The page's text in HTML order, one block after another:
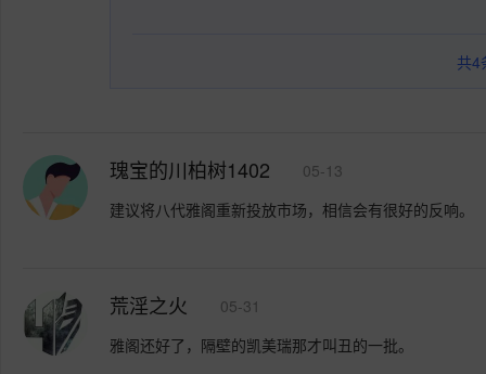
共4
瑰宝的川柏树1402
05-13
建议将八代雅阁重新投放市场，相信会有很好的反响。
荒淫之火
05-31
雅阁还好了，隔壁的凯美瑞那才叫丑的一批。